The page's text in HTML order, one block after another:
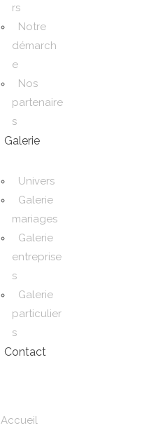
rs
Notre
démarch
e
Nos
partenaire
s
Galerie
Univers
Galerie
mariages
Galerie
entreprise
s
Galerie
particulier
s
Contact
Accueil